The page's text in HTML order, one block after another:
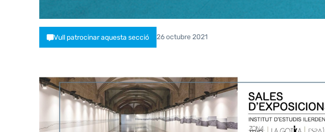
Vull patrocinar aquesta secció 26 octubre 2021